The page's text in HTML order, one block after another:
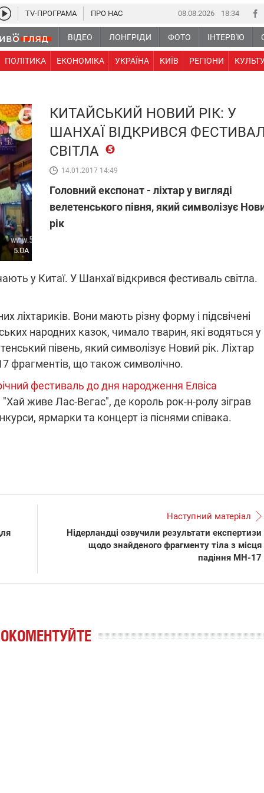
08.08.2026 18 34
ВІДЕО ЛОНГРІДИ ФОТО ІНТЕРВ'Ю
ПОЛІТИКА ЕКОНОМІКА УКРАЇНА КИЇВ РЕГІОНИ
TV-ПРОГРАМА ПРО НАС
5.UA
КИТАЙСЬКИЙ НОВИЙ РІК: У
ШАНХАЇ ВІДКРИВСЯ
СВІТЛА
14.01.2017 14:49
Головний експонат - ліхтар у вигляді
велетенського півня, який символізує
рік
у Китаї. У Шанхаї відкрився фестиваль світла.
ліхтариків. Вони мають різну форму і підсвічені
народних казок, чимало тварин, які водяться у
півень, який символізує Новий рік. Ліхтар
фрагментів, що також символічно.
фестиваль до дня народження Елвіса
живе Лас-Вегас", де король рок-н-ролу зіграв
ярмарки та концерт із піснями співака.
Наступний матеріал
Нідерландці озвучили результати експертизи
щодо знайденого фрагменту тіла з місця
падіння МН-17
СВІТЛА В УКРАЇНІ
у чотирьох
без світла після
можуть повернутися
– подробиці
ПЛІВКИ МІНДІЧА: СПРАВА
ОБОРУДОК ДРУГА
Нова підозра у справі Міндіча:
взялося за колишнього
директора Енергоатому
Чернишова зняли електронний
браслет стеження
та
триває
Працюють на
підтримайте
які знімають на
найгарячіших
Вернадського на
НРК Numo